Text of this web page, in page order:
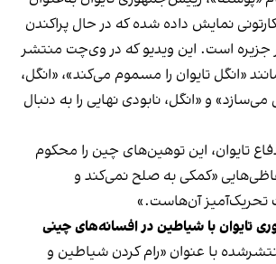
نمایش داده شده که در حال پراکندن
جزیره است. این ویدیو که در وی‌چت منتشر
«انگل تایوان را مسموم می‌کند»، «انگل،
می‌سازد» و «انگل، نابودی نهایی را به دنبال
تایوان، این توهین‌های چین را محکوم
«کمکی به صلح نمی‌کند و
تحریک‌آمیز آن‌هاست.»
تایوان با شیاطین در افسانه‌های چینی
با عنوان «رام کردن شیاطین و